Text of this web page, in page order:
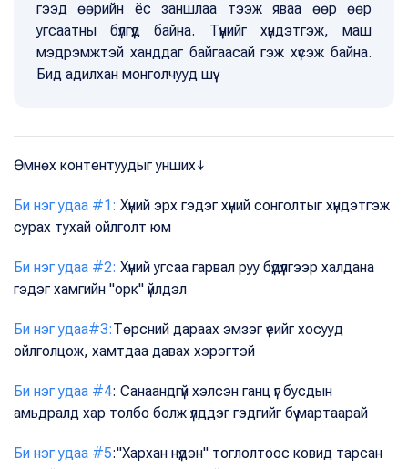
гээд өөрийн ёс заншлаа тээж яваа өөр өөр
угсаатны бүлгүүд байна. Түүнийг хүндэтгэж, маш
мэдрэмжтэй ханддаг байгаасай гэж хүсэж байна.
Бид адилхан монголчууд шүү.
Өмнөх контентуудыг унших↓
Би нэг удаа #1: Хүний эрх гэдэг хүний сонголтыг хүндэтгэж
сурах тухай ойлголт юм
Би нэг удаа #2: Хүний угсаа гарвал руу бүдүүлгээр халдана
гэдэг хамгийн "орк" үйлдэл
Би нэг удаа#3:Төрсний дараах эмзэг үеийг хосууд
ойлголцож, хамтдаа давах хэрэгтэй
Би нэг удаа #4: Санаандгүй хэлсэн ганц үг бусдын
амьдралд хар толбо болж үлддэг гэдгийг бүү мартаарай
Би нэг удаа #5:"Хархан нүдэн" тоглолтоос ковид тарсан